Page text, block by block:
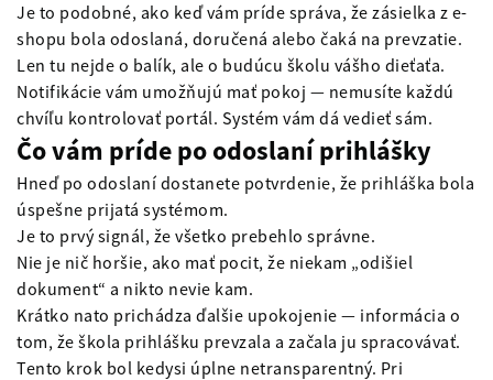
Je to podobné, ako keď vám príde správa, že zásielka z e-
shopu bola odoslaná, doručená alebo čaká na prevzatie.
Len tu nejde o balík, ale o budúcu školu vášho dieťaťa.
Notifikácie vám umožňujú mať pokoj — nemusíte každú
chvíľu kontrolovať portál. Systém vám dá vedieť sám.
Čo vám príde po odoslaní prihlášky
Hneď po odoslaní dostanete potvrdenie, že prihláška bola
úspešne prijatá systémom.
Je to prvý signál, že všetko prebehlo správne.
Nie je nič horšie, ako mať pocit, že niekam „odišiel
dokument“ a nikto nevie kam.
Krátko nato prichádza ďalšie upokojenie — informácia o
tom, že škola prihlášku prevzala a začala ju spracovávať.
Tento krok bol kedysi úplne netransparentný. Pri